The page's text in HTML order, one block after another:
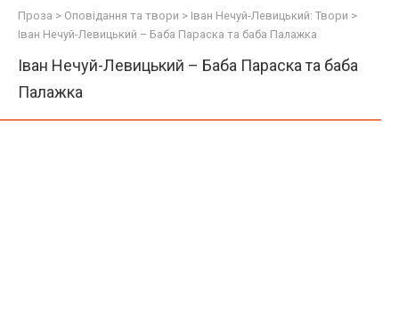
Проза > Оповідання та твори > Іван Нечуй-Левицький: Твори >
Іван Нечуй-Левицький – Баба Параска та баба Палажка
Іван Нечуй-Левицький – Баба Параска та баба
Палажка